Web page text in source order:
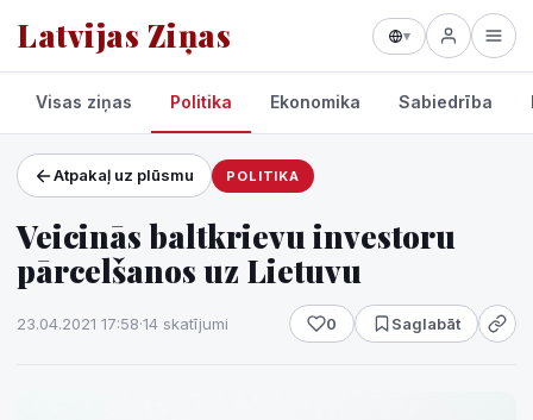
Latvijas Ziņas ▾
Projekti un pakalpojumi
Laikapstākļi
Visas ziņas Politika Ekonomika Sabiedrība
Atpakaļ uz plūsmu POLITIKA
Veicinās baltkrievu investoru
pārcelšanos uz Lietuvu
23.04.2021 17:58·14 skatījumi 0 Saglabāt